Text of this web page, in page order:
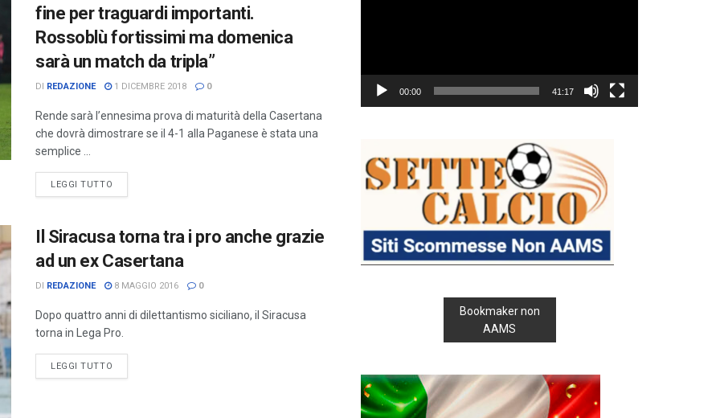
fine per traguardi importanti.
Rossoblù fortissimi ma domenica
sarà un match da tripla”
DI REDAZIONE 1 DICEMBRE 2018 0
Rende sarà l’ennesima prova di maturità della Casertana
che dovrà dimostrare se il 4-1 alla Paganese è stata una
semplice ...
LEGGI TUTTO
Il Siracusa torna tra i pro anche grazie
ad un ex Casertana
DI REDAZIONE 8 MAGGIO 2016 0
Dopo quattro anni di dilettantismo siciliano, il Siracusa
torna in Lega Pro.
LEGGI TUTTO
00:00 41:17
Bookmaker non
AAMS